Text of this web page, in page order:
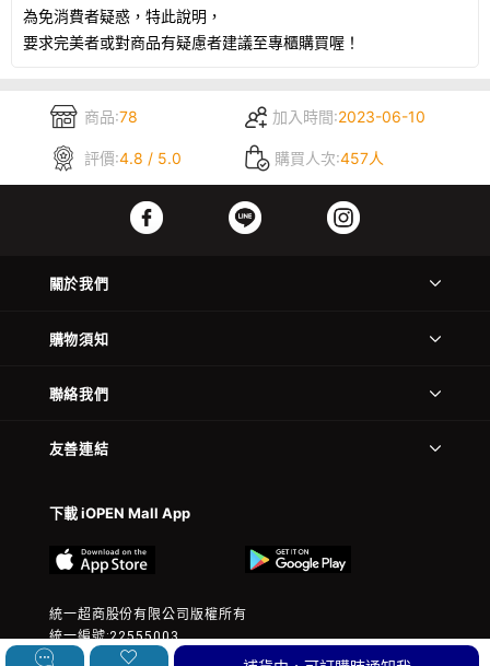
為免消費者疑惑，特此說明，
要求完美者或對商品有疑慮者建議至專櫃購買喔！
商品:78 加入時間:2023-06-10
評價:4.8 / 5.0 購買人次:457人
關於我們
購物須知
聯絡我們
友善連結
下載 iOPEN Mall App
統一超商股份有限公司版權所有
統一編號:22555003
© 2023 President Chain Store Corp. All rights reserved.